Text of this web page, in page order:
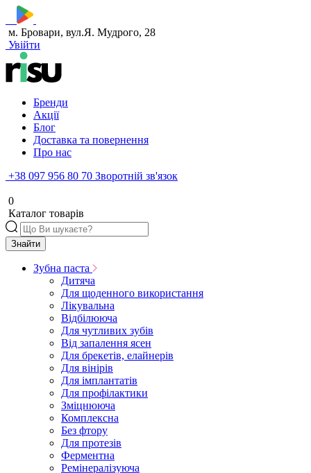
м. Бровари, вул.Я. Мудрого, 28
Увійти
Бренди
Акції
Блог
Доставка та повернення
Про нас
+38 097 956 80 70 Зворотній зв'язок
0
Каталог товарів
Знайти
Зубна паста
Дитяча
Для щоденного використання
Лікувальна
Відбілююча
Для чутливих зубів
Від запалення ясен
Для брекетів, елайнерів
Для вінірів
Для імплантатів
Для профілактики
Зміцнююча
Комплексна
Без фтору
Для протезів
Ферментна
Ремінералізуюча